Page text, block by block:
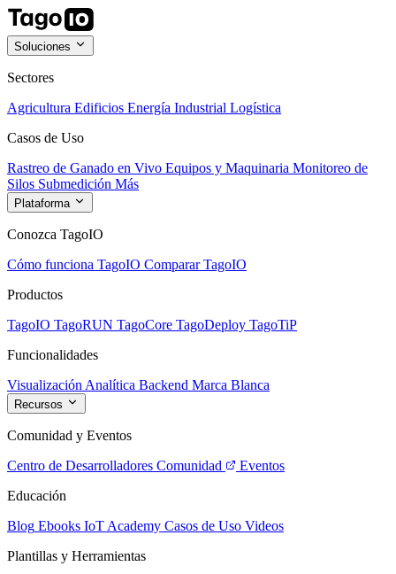
Soluciones
Sectores
Agricultura Edificios Energía Industrial Logística
Casos de Uso
Rastreo de Ganado en Vivo Equipos y Maquinaria Monitoreo de
Silos Submedición Más
Plataforma
Conozca TagoIO
Cómo funciona TagoIO Comparar TagoIO
Productos
TagoIO TagoRUN TagoCore TagoDeploy TagoTiP
Funcionalidades
Visualización Analítica Backend Marca Blanca
Recursos
Comunidad y Eventos
Centro de Desarrolladores Comunidad
Eventos
Educación
Blog Ebooks IoT Academy Casos de Uso Videos
Plantillas y Herramientas